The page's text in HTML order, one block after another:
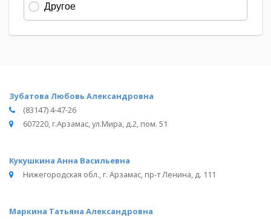
Зубатова Любовь Александровна
(83147) 4-47-26
607220, г.Арзамас, ул.Мира, д.2, пом. 51
Кукушкина Анна Васильевна
Нижегородская обл., г. Арзамас, пр-т Ленина, д. 111
Маркина Татьяна Александровна